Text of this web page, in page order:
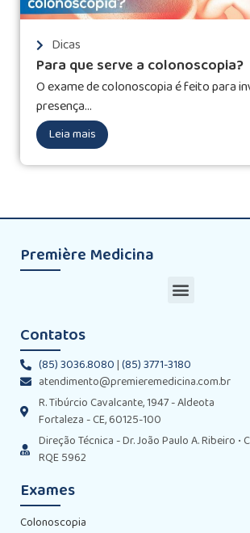
Dicas
Para que serve a colonoscopia?
O exame de colonoscopia é feito para
presença...
Leia mais
Première Medicina
Contatos
(85) 3036.8080|(85) 3771-3180
atendimento@premieremedicina.com.br
R. Tibúrcio Cavalcante, 1947 - Aldeota
Fortaleza - CE, 60125-100
Direção Técnica - Dr. João Paulo A. Ribeiro •
RQE 5962
Exames
Colonoscopia